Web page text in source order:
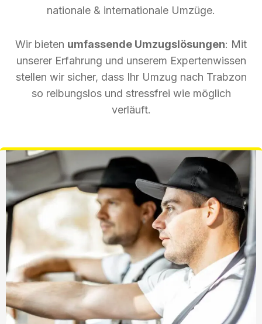
nationale & internationale Umzüge.
Wir bieten umfassende Umzugslösungen: Mit
unserer Erfahrung und unserem Expertenwissen
stellen wir sicher, dass Ihr Umzug nach Trabzon
so reibungslos und stressfrei wie möglich
verläuft.